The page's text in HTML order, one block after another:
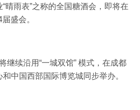
晴雨表”之称的全国糖酒会，即将在
盛会。
继续沿用“一城双馆” 模式，在成都
中国西部国际博览城同步举办。